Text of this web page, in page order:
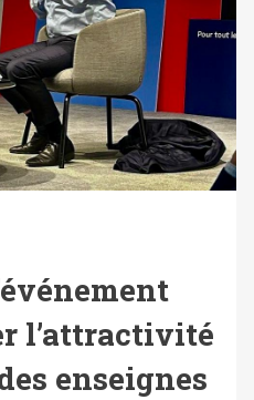
l’attractivité
enseignes